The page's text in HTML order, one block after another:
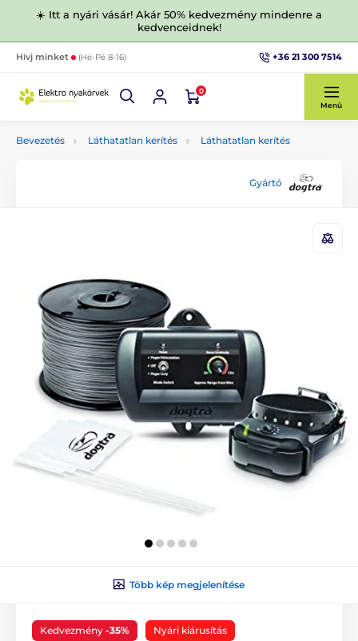
☀️ Itt a nyári vásár! Akár 50% kedvezmény mindenre a
kedvenceidnek!
Hívj minket (Hé-Pé 8-16) +36 21 300 7514
0
Menü
Bevezetés Láthatatlan kerítés Láthatatlan kerítés
Gyártó
Több kép megjelenítése
Kedvezmény -35% Nyári kiárusítás